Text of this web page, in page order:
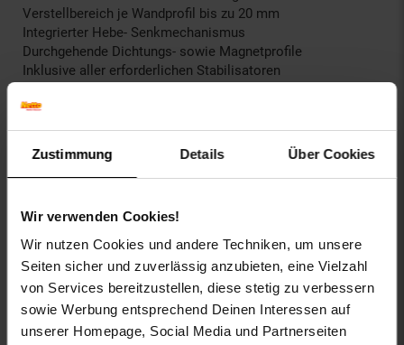
Zustimmung Details Über Cookies
Wir verwenden Cookies!
Wir nutzen Cookies und andere Techniken, um unsere
Seiten sicher und zuverlässig anzubieten, eine Vielzahl
von Services bereitzustellen, diese stetig zu verbessern
sowie Werbung entsprechend Deinen Interessen auf
unserer Homepage, Social Media und Partnerseiten
Verstellbereich je Wandprofil bis zu 20 mm
Integrierter Hebe- Senkmechanismus
Durchgehende Dichtungs- sowie Magnetprofile
Inklusive aller erforderlichen Stabilisatoren
Bodenebene Montage möglich
Made in Germany
Dusbad GmbH
56584 Anhausen
info@dusbad.de
Artikelnummer: 2502168000
EAN: 4063955014344